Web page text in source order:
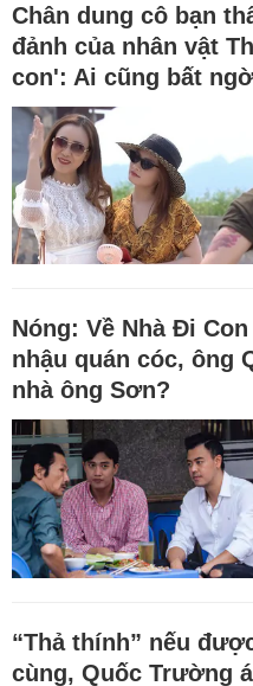
Chân dung cô bạn
đảnh của nhân vật
con': Ai cũng bất
Nóng: Về Nhà Đi
nhậu quán cóc, ông
nhà ông Sơn?
“Thả thính” nếu
cùng, Quốc Trường